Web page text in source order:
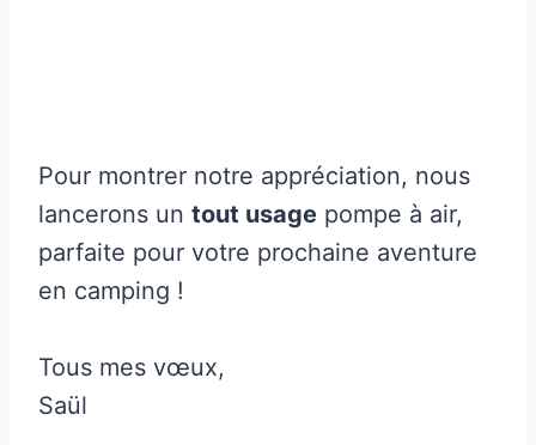
Pour montrer notre appréciation, nous
lancerons un tout usage pompe à air,
parfaite pour votre prochaine aventure
en camping !
Tous mes vœux,
Saül